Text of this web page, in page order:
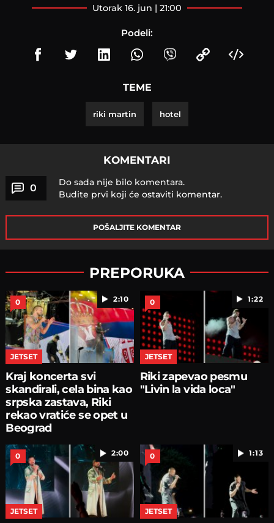
utorak 16. jun | 21:00
Podeli:
TEME
riki martin hotel
KOMENTARI
0
Do sada nije bilo komentara.
Budite prvi koji će ostaviti komentar.
POŠALJITE KOMENTAR
PREPORUKA
2:10
0
JETSET
Kraj koncerta svi
skandirali, cela bina kao
srpska zastava, Riki
rekao vratiće se opet u
Beograd
1:22
0
JETSET
Riki zapevao pesmu
"Livin la vida loca"
2:00
0
JETSET
1:13
0
JETSET